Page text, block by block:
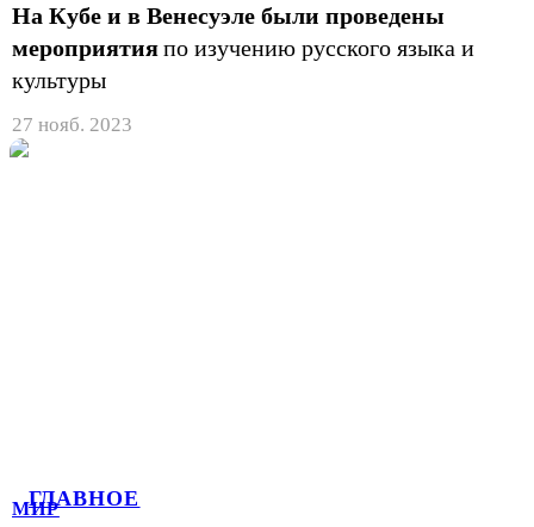
ГЛАВНОЕ
На Кубе и в Венесуэле были проведены
мероприятияпо изучению русского языка и
культуры
27 нояб. 2023
МИР